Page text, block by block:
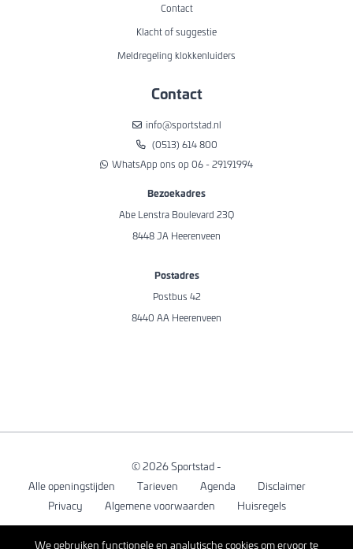
Contact
Klacht of suggestie
Meldregeling klokkenluiders
Contact
info@sportstad.nl
(0513) 614 800
WhatsApp ons op 06 - 29191994
Bezoekadres
Abe Lenstra Boulevard 23Q
8448 JA Heerenveen
Postadres
Postbus 42
8440 AA Heerenveen
© 2026 Sportstad -
Alle openingstijden
Tarieven Agenda
Disclaimer
Privacy
Algemene voorwaarden Huisregels
We gebruiken functionele en analytische cookies om ervoor te